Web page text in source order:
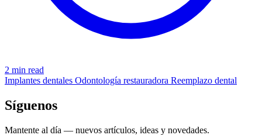
2 min read
Implantes dentales Odontología restauradora Reemplazo dental
Síguenos
Mantente al día — nuevos artículos, ideas y novedades.